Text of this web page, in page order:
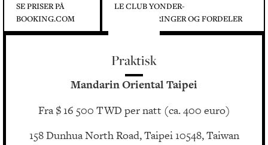
SE PRISER PÅ
BOOKING.COM
LE CLUB YONDER-
OPPGRADERINGER OG FORDELER
Praktisk
Mandarin Oriental Taipei
Fra $ 16 500 TWD per natt (ca. 400 euro)
158 Dunhua North Road, Taipei 10548, Taiwan